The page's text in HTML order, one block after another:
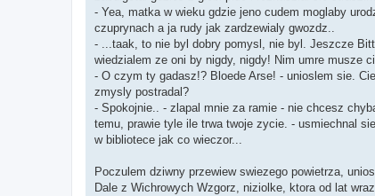
- Yea, matka w wieku gdzie jeno cudem moglaby
czuprynach a ja rudy jak zardzewialy gwozdz..
- ...taak, to nie byl dobry pomysl, nie byl. Jeszcze
wiedzialem ze oni by nigdy, nigdy! Nim umre musze
- O czym ty gadasz!? Bloede Arse! - unioslem sie.
zmysly postradal?
- Spokojnie.. - zlapal mnie za ramie - nie chcesz
temu, prawie tyle ile trwa twoje zycie. - usmiechnal
w bibliotece jak co wieczor...
Poczulem dziwny przewiew swiezego powietrza,
Dale z Wichrowych Wzgorz, niziolke, ktora od lat